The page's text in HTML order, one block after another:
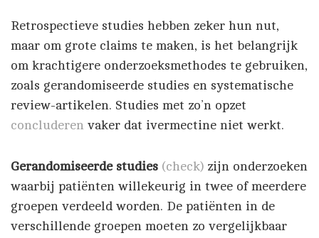
Retrospectieve studies hebben zeker hun nut,
maar om grote claims te maken, is het belangrijk
om krachtigere onderzoeksmethodes te gebruiken,
zoals gerandomiseerde studies en systematische
review-artikelen. Studies met zo’n opzet
concluderen vaker dat ivermectine niet werkt.
Gerandomiseerde studies (check) zijn onderzoeken
waarbij patiënten willekeurig in twee of meerdere
groepen verdeeld worden. De patiënten in de
verschillende groepen moeten zo vergelijkbaar